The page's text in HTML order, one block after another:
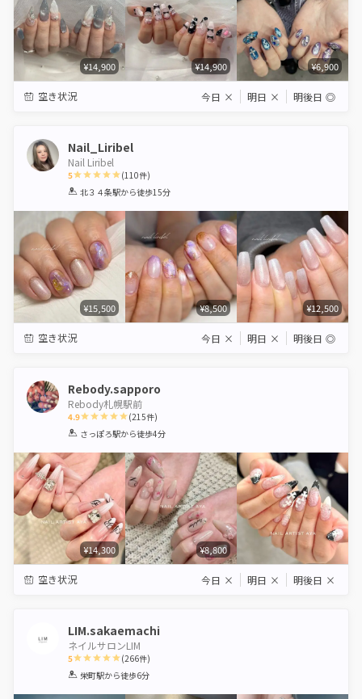
¥14,900 ¥14,900 ¥6,900
空き状況 今日 × 明日 × 明後日 ◎
Nail_Liribel
Nail Liribel
5
1 2 3 4 5
(110件)
北３４条駅から徒歩15分
¥15,500 ¥8,500 ¥12,500
空き状況 今日 × 明日 × 明後日 ◎
Rebody.sapporo
Rebody札幌駅前
4.9
1 2 3 4 5
(215件)
さっぽろ駅から徒歩4分
¥14,300 ¥8,800
空き状況 今日 × 明日 × 明後日 ×
LIM.sakaemachi
ネイルサロンLIM
5
1 2 3 4 5
(266件)
栄町駅から徒歩6分